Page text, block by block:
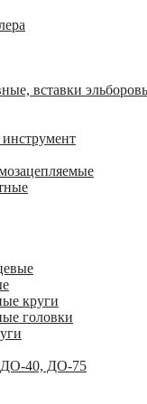
вставки
круги
головки
ДО-40, ДО-75